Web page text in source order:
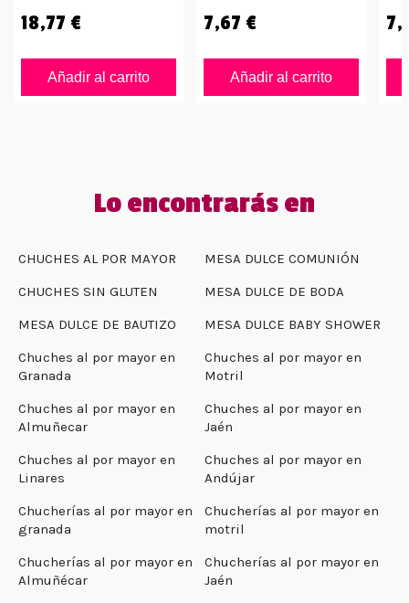
18,77 €
Añadir al carrito
7,67 €
Añadir al carrito
Lo encontrarás en
CHUCHES AL POR MAYOR
MESA DULCE COMUNIÓN
CHUCHES SIN GLUTEN
MESA DULCE DE BODA
MESA DULCE DE BAUTIZO
MESA DULCE BABY SHOWER
Chuches al por mayor en
Granada
Chuches al por mayor en
Motril
Chuches al por mayor en
Almuñecar
Chuches al por mayor en
Jaén
Chuches al por mayor en
Linares
Chuches al por mayor en
Andújar
Chucherías al por mayor en
granada
Chucherías al por mayor en
motril
Chucherías al por mayor en
Almuñécar
Chucherías al por mayor en
Jaén